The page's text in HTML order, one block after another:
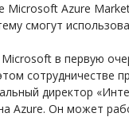
Microsoft Azure
смогут
Microsoft в первую
сотрудничестве
директор
Azure. Он может